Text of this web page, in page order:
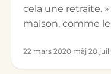
cela une retraite.
maison, comme
22 mars 2020·màj 20